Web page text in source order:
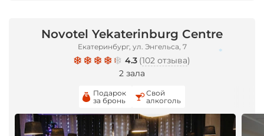
Novotel Yekaterinburg Centre
Екатеринбург, ул. Энгельса, 7
4.3 (102 отзыва)
2 зала
Подарок
за бронь
Свой
алкоголь